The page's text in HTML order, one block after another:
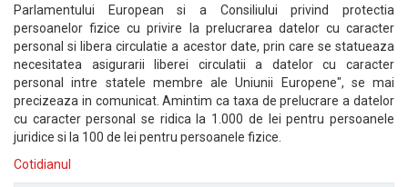
Parlamentului European si a Consiliului privind protectia
persoanelor fizice cu privire la prelucrarea datelor cu caracter
personal si libera circulatie a acestor date, prin care se statueaza
necesitatea asigurarii liberei circulatii a datelor cu caracter
personal intre statele membre ale Uniunii Europene", se mai
precizeaza in comunicat. Amintim ca taxa de prelucrare a datelor
cu caracter personal se ridica la 1.000 de lei pentru persoanele
juridice si la 100 de lei pentru persoanele fizice.
Cotidianul